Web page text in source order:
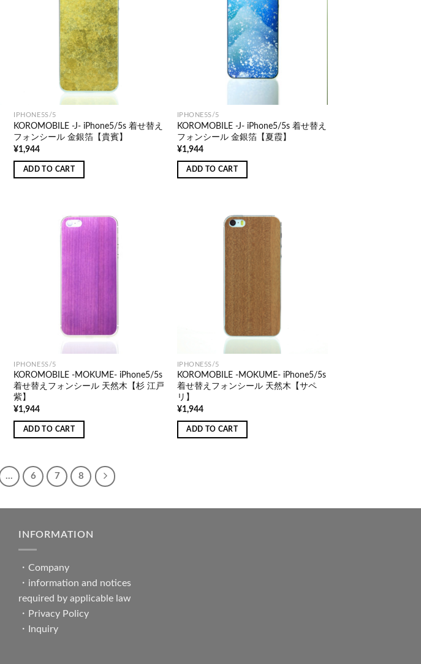
IPHONE5S/5
KOROMOBILE -J- iPhone5/5s 着せ替え
フォンシール 金銀箔【貴賓】
¥1,944
ADD TO CART
IPHONE5S/5
KOROMOBILE -J- iPhone5/5s 着せ替え
フォンシール 金銀箔【夏霞】
¥1,944
ADD TO CART
IPHONE5S/5
KOROMOBILE -MOKUME- iPhone5/5s
着せ替えフォンシール 天然木【杉 江戸
紫】
¥1,944
ADD TO CART
IPHONE5S/5
KOROMOBILE -MOKUME- iPhone5/5s
着せ替えフォンシール 天然木【サペ
リ】
¥1,944
ADD TO CART
… 6 7 8
INFORMATION
・ Company
・ information and notices
required by applicable law
・ Privacy Policy
・
Inquiry